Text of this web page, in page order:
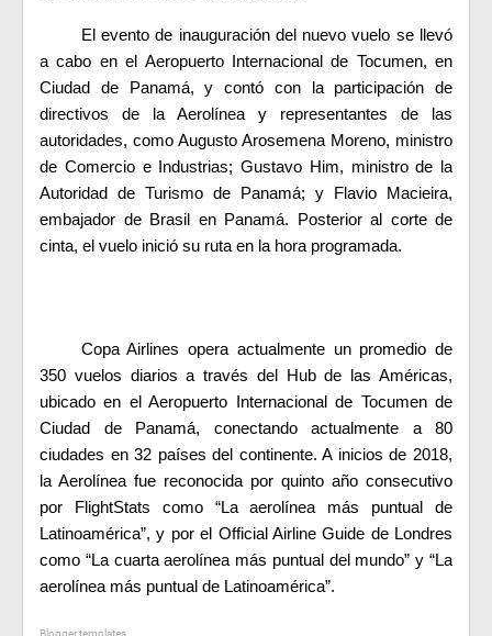
El evento de inauguración del nuevo vuelo se llevó
a cabo en el Aeropuerto Internacional de Tocumen, en
Ciudad de Panamá, y contó con la participación de
directivos de la Aerolínea y representantes de las
autoridades, como Augusto Arosemena Moreno, ministro
de Comercio e Industrias; Gustavo Him, ministro de la
Autoridad de Turismo de Panamá; y Flavio Macieira,
embajador de Brasil en Panamá. Posterior al corte de
cinta, el vuelo inició su ruta en la hora programada.
Copa Airlines opera actualmente un promedio de
350 vuelos diarios a través del Hub de las Américas,
ubicado en el Aeropuerto Internacional de Tocumen de
Ciudad de Panamá, conectando actualmente a 80
ciudades en 32 países del continente. A inicios de 2018,
la Aerolínea fue reconocida por quinto año consecutivo
por FlightStats como “La aerolínea más puntual de
Latinoamérica”, y por el Official Airline Guide de Londres
como “La cuarta aerolínea más puntual del mundo” y “La
aerolínea más puntual de Latinoamérica”.
Blogger templates